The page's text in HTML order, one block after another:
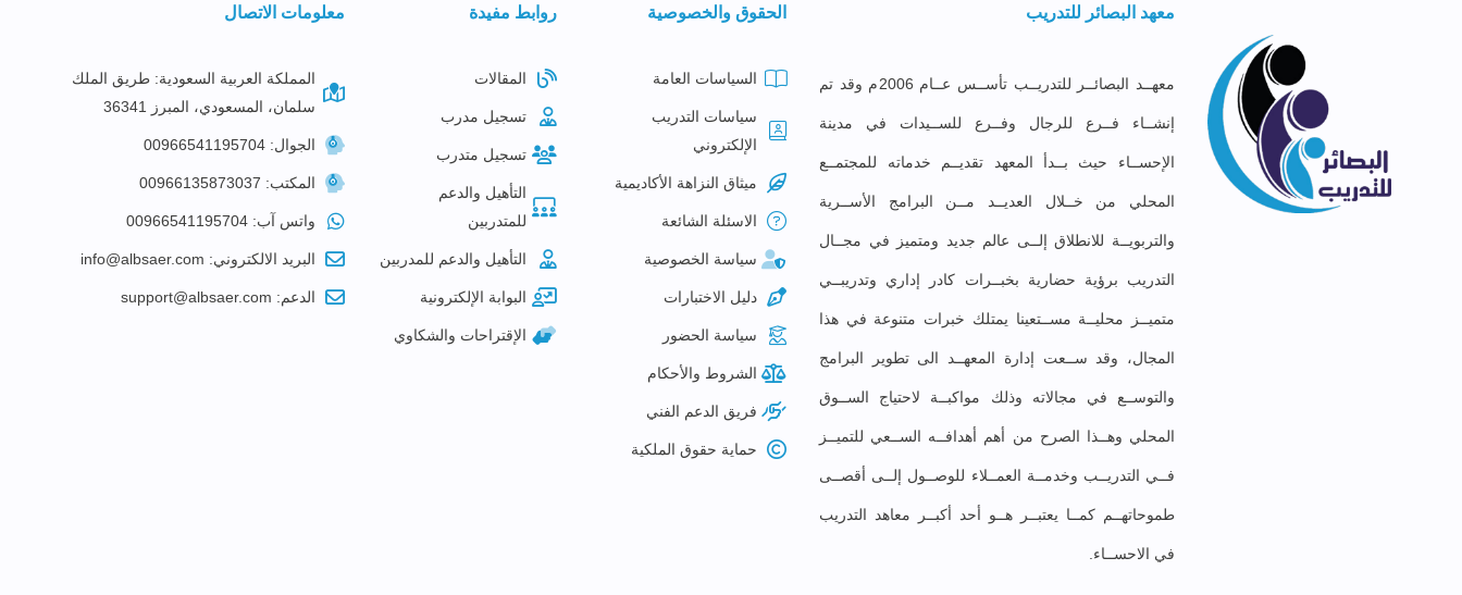
معهد البصائر للتدريب
معهــد البصائــر للتدريــب تأســس عــام 2006م وقد تم
إنشــاء فــرع للرجال وفــرع للســيدات في مدينة
الإحســاء حيث بــدأ المعهد تقديــم خدماته للمجتمــع
المحلي من خــلال العديــد مــن البرامج الأســرية
والتربويــة للانطلاق إلــى عالم جديد ومتميز في مجــال
التدريب برؤية حضارية بخبــرات كادر إداري وتدريبــي
متميــز محليــة مســتعينا يمتلك خبرات متنوعة في هذا
المجال، وقد ســعت إدارة المعهــد الى تطوير البرامج
والتوســع في مجالاته وذلك مواكبــة لاحتياج الســوق
المحلي وهــذا الصرح من أهم أهدافــه الســعي للتميــز
فــي التدريــب وخدمــة العمــلاء للوصــول إلــى أقصــى
طموحاتهــم كمــا يعتبــر هــو أحد أكبــر معاهد التدريب
في الاحســاء.
الحقوق والخصوصية
السياسات العامة
سياسات التدريب
الإلكتروني
ميثاق النزاهة الأكاديمية
الاسئلة الشائعة
سياسة الخصوصية
دليل الاختبارات
سياسة الحضور
الشروط والأحكام
فريق الدعم الفني
حماية حقوق الملكية
روابط مفيدة
المقالات
تسجيل مدرب
تسجيل متدرب
التأهيل والدعم
للمتدربين
التأهيل والدعم للمدربين
البوابة الإلكترونية
الإقتراحات والشكاوي
معلومات الاتصال
المملكة العربية السعودية: طريق الملك
سلمان، المسعودي، المبرز 36341
الجوال: 00966541195704
المكتب: 00966135873037
واتس آب: 00966541195704
البريد الالكتروني: info@albsaer.com
الدعم: support@albsaer.com